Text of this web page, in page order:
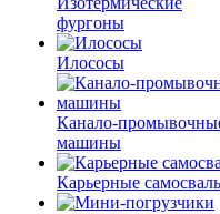
фургоны
Илососы
Канало-
машины
Карьерные